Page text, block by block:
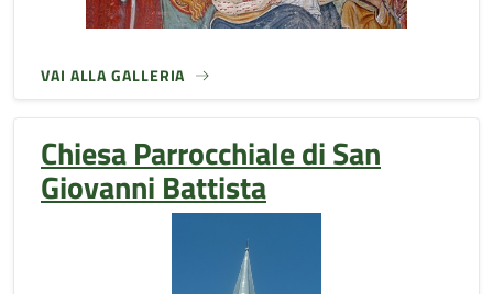
VAI ALLA GALLERIA
Chiesa Parrocchiale di San
Giovanni Battista